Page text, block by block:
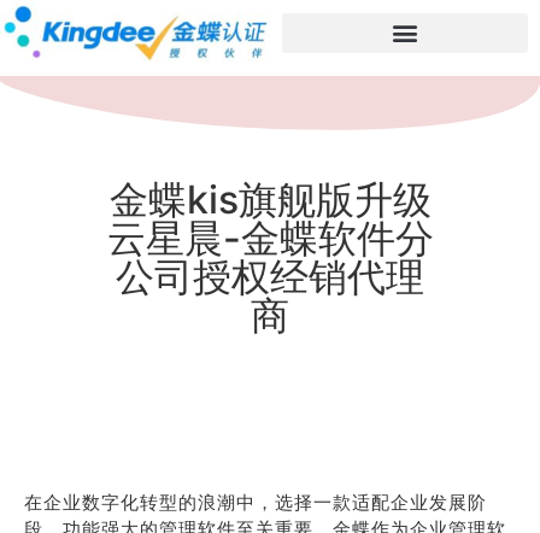
金蝶kis旗舰版升级
云星晨-金蝶软件分
公司授权经销代理
商
在企业数字化转型的浪潮中，选择一款适配企业发展阶